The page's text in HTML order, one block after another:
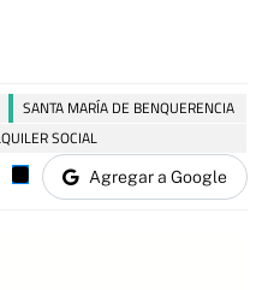
SANTA MARÍA DE BENQUERENCIA
SOCIAL
Agregar a Google